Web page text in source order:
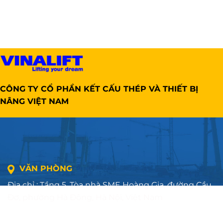
CÔNG TY CỔ PHẦN KẾT CẤU THÉP VÀ THIẾT BỊ
NÂNG VIỆT NAM
VĂN PHÒNG
Địa chỉ : Tầng 5, Tòa nhà SME Hoàng Gia, đường Cầu